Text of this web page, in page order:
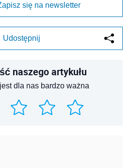
się na newsletter
Udostępnij
naszego artykułu
dla nas bardzo ważna